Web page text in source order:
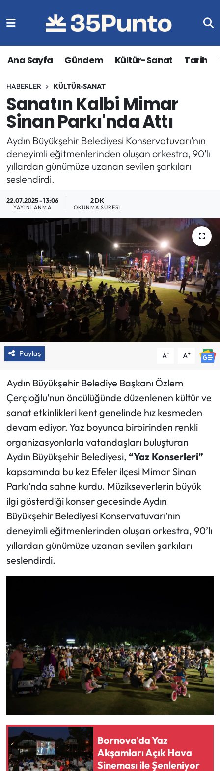
Ana Sayfa Gündem Kültür-Sanat Tarih
HABERLER KÜLTÜR-SANAT
Sanatın Kalbi Mimar
Sinan Parkı'nda Attı
Aydın Büyükşehir Belediyesi Konservatuvarı’nın
deneyimli eğitmenlerinden oluşan orkestra, 90’lı
yıllardan günümüze uzanan sevilen şarkıları
seslendirdi.
22.07.2025 - 13:06
YAYINLANMA
2 DK
OKUNMA SÜRESI
Paylaş A- A+
Aydın Büyükşehir Belediye Başkanı Özlem
Çerçioğlu’nun öncülüğünde düzenlenen kültür ve
sanat etkinlikleri kent genelinde hız kesmeden
devam ediyor. Yaz boyunca birbirinden renkli
organizasyonlarla vatandaşları buluşturan
Aydın Büyükşehir Belediyesi, “Yaz Konserleri”
kapsamında bu kez Efeler ilçesi Mimar Sinan
Parkı’nda sahne kurdu. Müzikseverlerin büyük
ilgi gösterdiği konser gecesinde Aydın
Büyükşehir Belediyesi Konservatuvarı’nın
deneyimli eğitmenlerinden oluşan orkestra, 90’lı
yıllardan günümüze uzanan sevilen şarkıları
seslendirdi.
Bornova'da Yaz
Akşamları Açık Hava
Sineması ile Şenleniyor